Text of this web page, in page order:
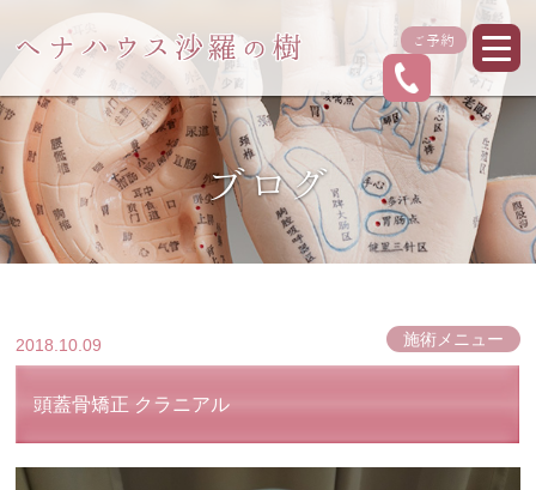
ご予約
ブログ
施術メニュー
2018.10.09
頭蓋骨矯正 クラニアル